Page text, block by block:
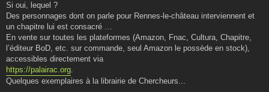
Si oui, lequel ?
Des personnages dont on parle pour Rennes-le-château interviennent et
un chapitre lui est consacré …
En vente sur toutes les plateformes (Amazon, Fnac, Cultura, Chapitre,
l’éditeur BoD, etc. sur commande, seul Amazon le possède en stock),
accessibles directement via
https://palairac.org.
Quelques exemplaires à la librairie de Chercheurs...